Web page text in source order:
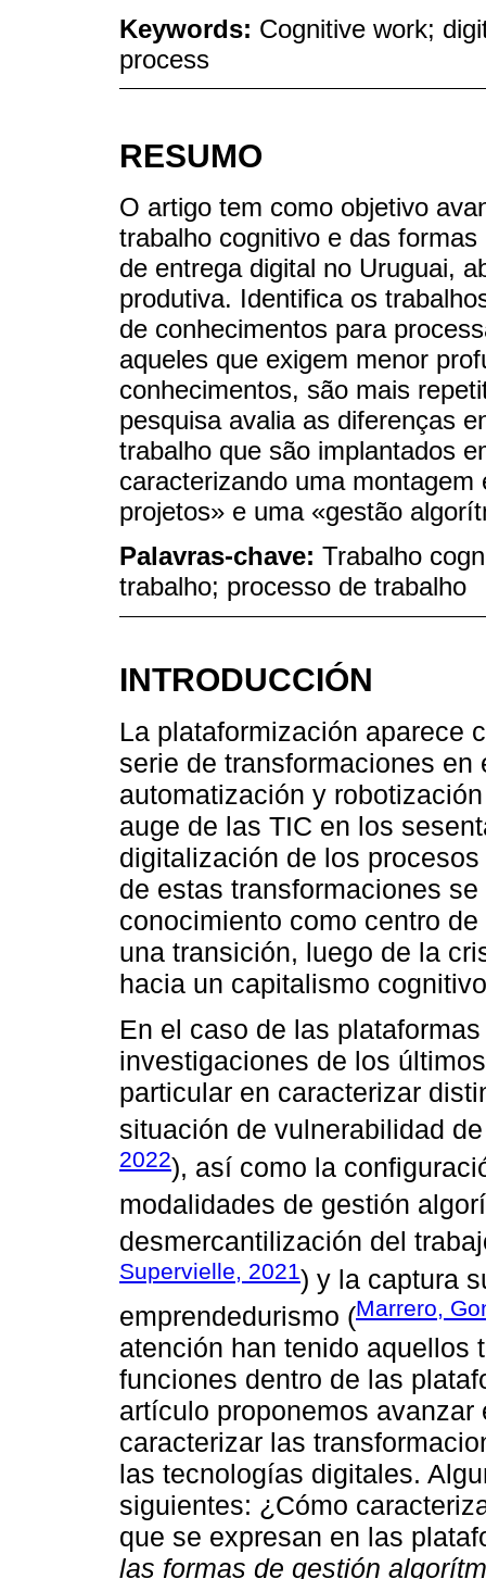
Keywords: Cognitive work;
process
RESUMO
O artigo tem como objetivo
trabalho cognitivo e das
de entrega digital no Uruguai,
produtiva. Identifica os
de conhecimentos para
aqueles que exigem menor
conhecimentos, são mais
pesquisa avalia as diferenças
trabalho que são implantados
caracterizando uma
projetos» e uma «gestão
Palavras-chave: Trabalho
trabalho; processo de trabalho
INTRODUCCIÓN
La plataformización aparece
serie de transformaciones
automatización y
auge de las TIC en los
digitalización de los
de estas transformaciones
conocimiento como centro
una transición, luego de la
hacia un capitalismo
En el caso de las
investigaciones de los
particular en caracterizar
situación de vulnerabilidad
2022), así como la
modalidades de gestión
desmercantilización del
Supervielle, 2021) y la captura
emprendedurismo (Marrero,
atención han tenido aquellos
funciones dentro de las
artículo proponemos
caracterizar las
las tecnologías digitales.
siguientes: ¿Cómo
que se expresan en las
las formas de gestión